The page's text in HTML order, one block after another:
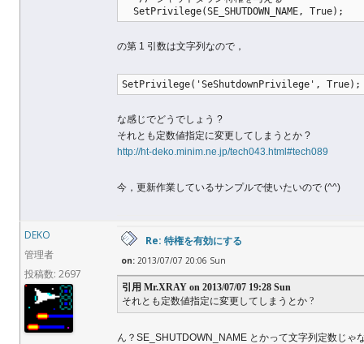
  SetPrivilege(SE_SHUTDOWN_NAME, True);
の第 1 引数は文字列なので，
SetPrivilege('SeShutdownPrivilege', True);
な感じでどうでしょう ?
それとも定数値指定に変更してしまうとか ?
http://ht-deko.minim.ne.jp/tech043.html#tech089
今，更新作業しているサンプルで使いたいので (^^)
DEKO
管理者
投稿数: 2697
Re: 特権を有効にする
on: 2013/07/07 20:06 Sun
引用 Mr.XRAY on 2013/07/07 19:28 Sun
それとも定数値指定に変更してしまうとか ?
ん？SE_SHUTDOWN_NAME とかって文字列定数じゃ